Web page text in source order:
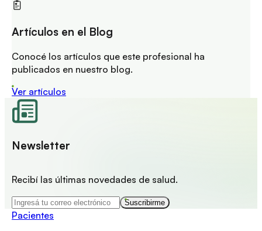
Artículos en el Blog
Conocé los artículos que este profesional ha
publicados en nuestro blog.
Ver artículos
Newsletter
Recibí las últimas novedades de salud.
Suscribirme
Pacientes